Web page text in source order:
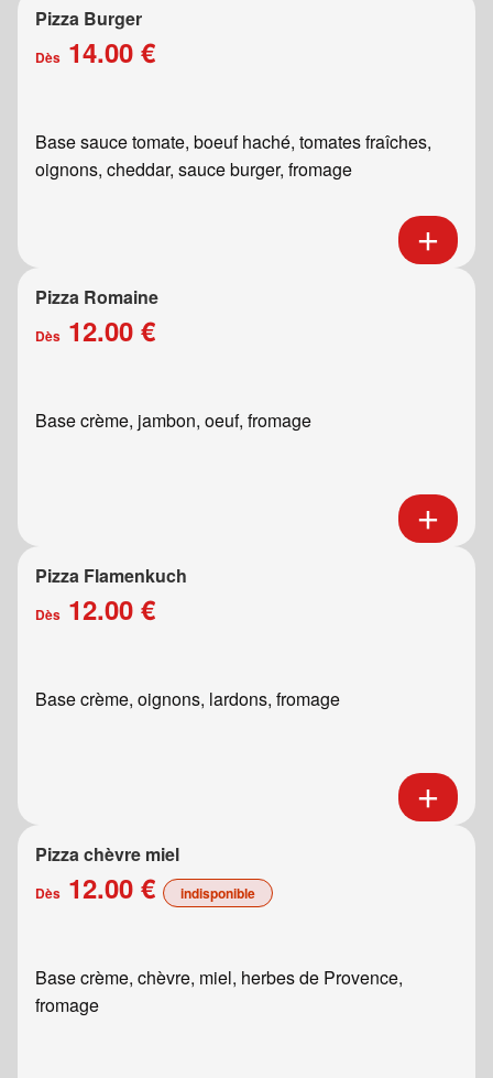
Pizza Burger
Dès 14.00 €
Base sauce tomate, boeuf haché, tomates fraîches,
oignons, cheddar, sauce burger, fromage
Pizza Romaine
Dès 12.00 €
Base crème, jambon, oeuf, fromage
Pizza Flamenkuch
Dès 12.00 €
Base crème, oignons, lardons, fromage
Pizza chèvre miel
Dès 12.00 € indisponible
Base crème, chèvre, miel, herbes de Provence,
fromage